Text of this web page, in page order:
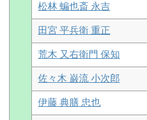
松林 蝙也斎 永吉
田宮 平兵衛 重正
荒木 又右衛門 保知
佐々木 巌流 小次郎
伊藤 典膳 忠也